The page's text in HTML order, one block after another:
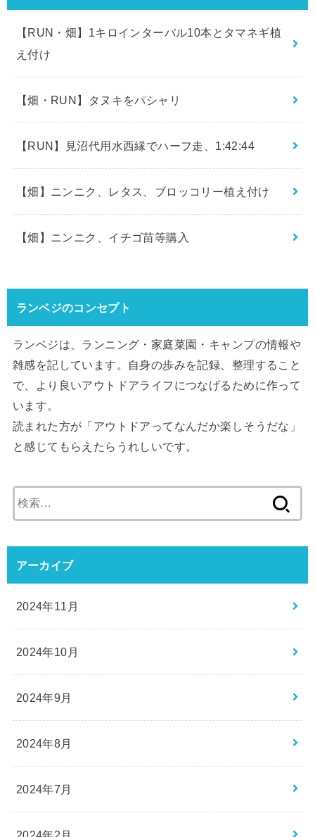
【RUN・畑】1キロインターバル10本とタマネギ植
え付け
【畑・RUN】タヌキをパシャリ
【RUN】見沼代用水西縁でハーフ走、1:42:44
【畑】ニンニク、レタス、ブロッコリー植え付け
【畑】ニンニク、イチゴ苗等購入
ランベジのコンセプト
ランベジは、ランニング・家庭菜園・キャンプの情報や
雑感を記しています。自身の歩みを記録、整理すること
で、より良いアウトドアライフにつなげるために作って
います。
読まれた方が「アウトドアってなんだか楽しそうだな」
と感じてもらえたらうれしいです。
索:
アーカイブ
2024年11月
2024年10月
2024年9月
2024年8月
2024年7月
2024年2月